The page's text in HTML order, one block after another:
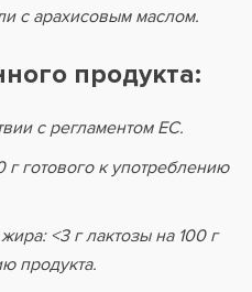
с арахисовым маслом.
продукта:
с регламентом ЕС.
г готового к употреблению
<3 г лактозы на 100 г
продукта.